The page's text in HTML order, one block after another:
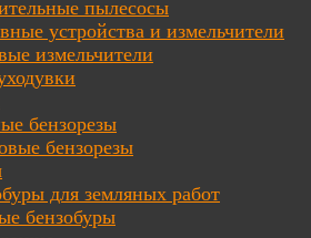
пылесосы
устройства и измельчители
измельчители
бензорезы
бензорезы
для земляных работ
бензобуры